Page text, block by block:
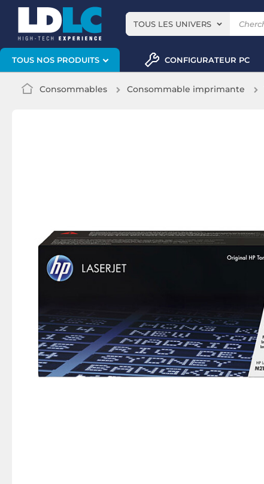
TOUS LES UNIVERS
TOUS NOS PRODUITS CONFIGURATEUR PC
Consommables Consommable imprimante